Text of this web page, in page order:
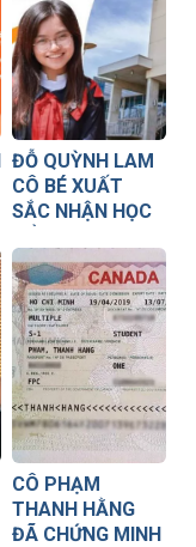
ĐỖ QUỲNH LAM
CÔ BÉ XUẤT
SẮC NHẬN HỌC
USD TỪ 3
TRƯỜNG ĐẠI
HỌC HÀNG ĐẦU
TẠI MỸ
CÔ PHẠM
THANH HẰNG
ĐÃ CHỨNG MINH